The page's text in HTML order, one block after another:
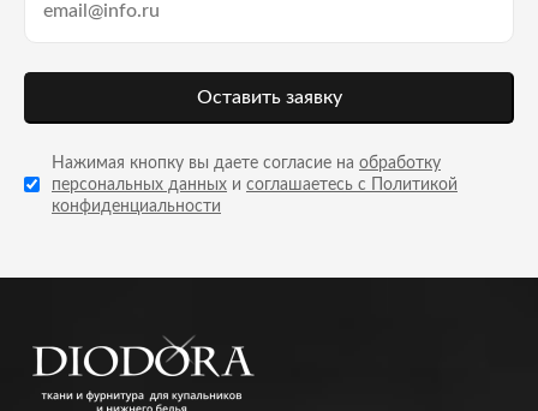
Оставить заявку
Нажимая кнопку вы даете согласие на обработку
персональных данных и соглашаетесь с Политикой
конфиденциальности